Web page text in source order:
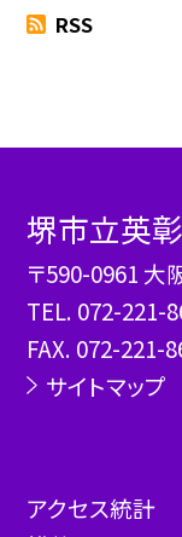
RSS
堺市立英
〒590-0961
TEL. 072-221-
FAX. 072-221-
サイトマップ
アクセス統計